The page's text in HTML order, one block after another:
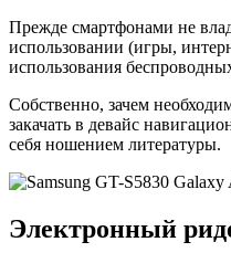
Прежде смартфонами не
использовании (игры,
использования
Собственно, зачем
закачать в девайс
себя ношением литературы.
Электронный